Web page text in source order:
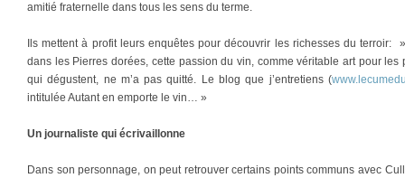
amitié fraternelle dans tous les sens du terme.
Ils mettent à profit leurs enquêtes pour découvrir les richesses du terroir:
dans les Pierres dorées, cette passion du vin, comme véritable art pour
qui dégustent, ne m’a pas quitté. Le blog que j’entretiens (
intitulée Autant en emporte le vin… »
Un journaliste qui écrivaillonne
Dans son personnage, on peut retrouver certains points communs avec